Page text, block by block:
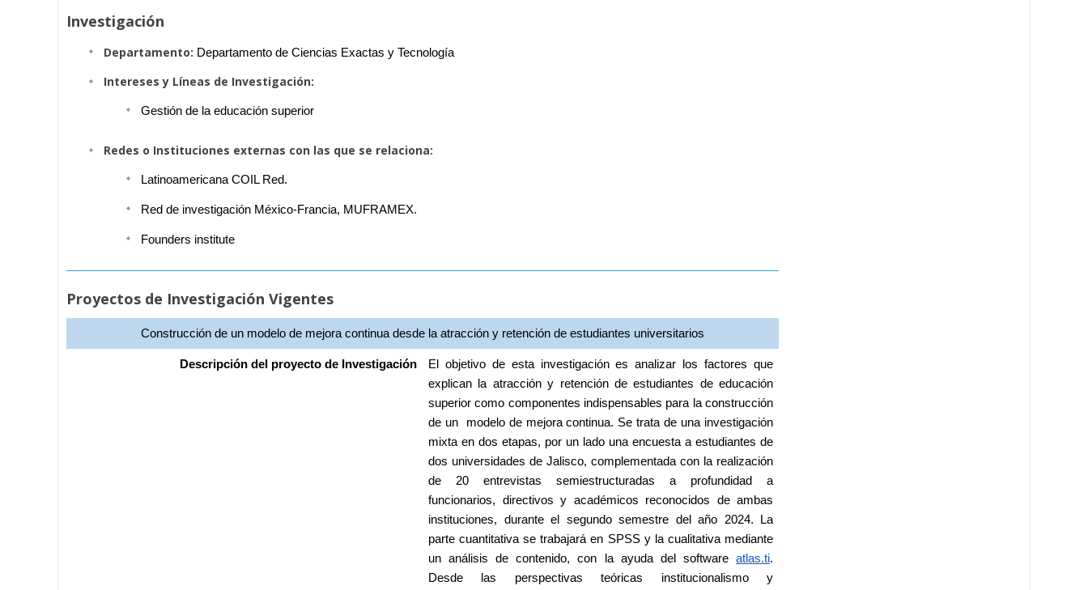
Investigación
Departamento: Departamento de Ciencias Exactas y Tecnología
Intereses y Líneas de Investigación:
Gestión de la educación superior
Redes o Instituciones externas con las que se relaciona:
Latinoamericana COIL Red.
Red de investigación México-Francia, MUFRAMEX.
Founders institute
Proyectos de Investigación Vigentes
Construcción de un modelo de mejora continua desde la atracción y retención de estudiantes universitarios
Descripción del proyecto de Investigación
El objetivo de esta investigación es analizar los factores que
explican la atracción y retención de estudiantes de educación
superior como componentes indispensables para la construcción
de un  modelo de mejora continua. Se trata de una investigación
mixta en dos etapas, por un lado una encuesta a estudiantes de
dos universidades de Jalisco, complementada con la realización
de 20 entrevistas semiestructuradas a profundidad a
funcionarios, directivos y académicos reconocidos de ambas
instituciones, durante el segundo semestre del año 2024. La
parte cuantitativa se trabajará en SPSS y la cualitativa mediante
un análisis de contenido, con la ayuda del software atlas.ti.
Desde las perspectivas teóricas institucionalismo y